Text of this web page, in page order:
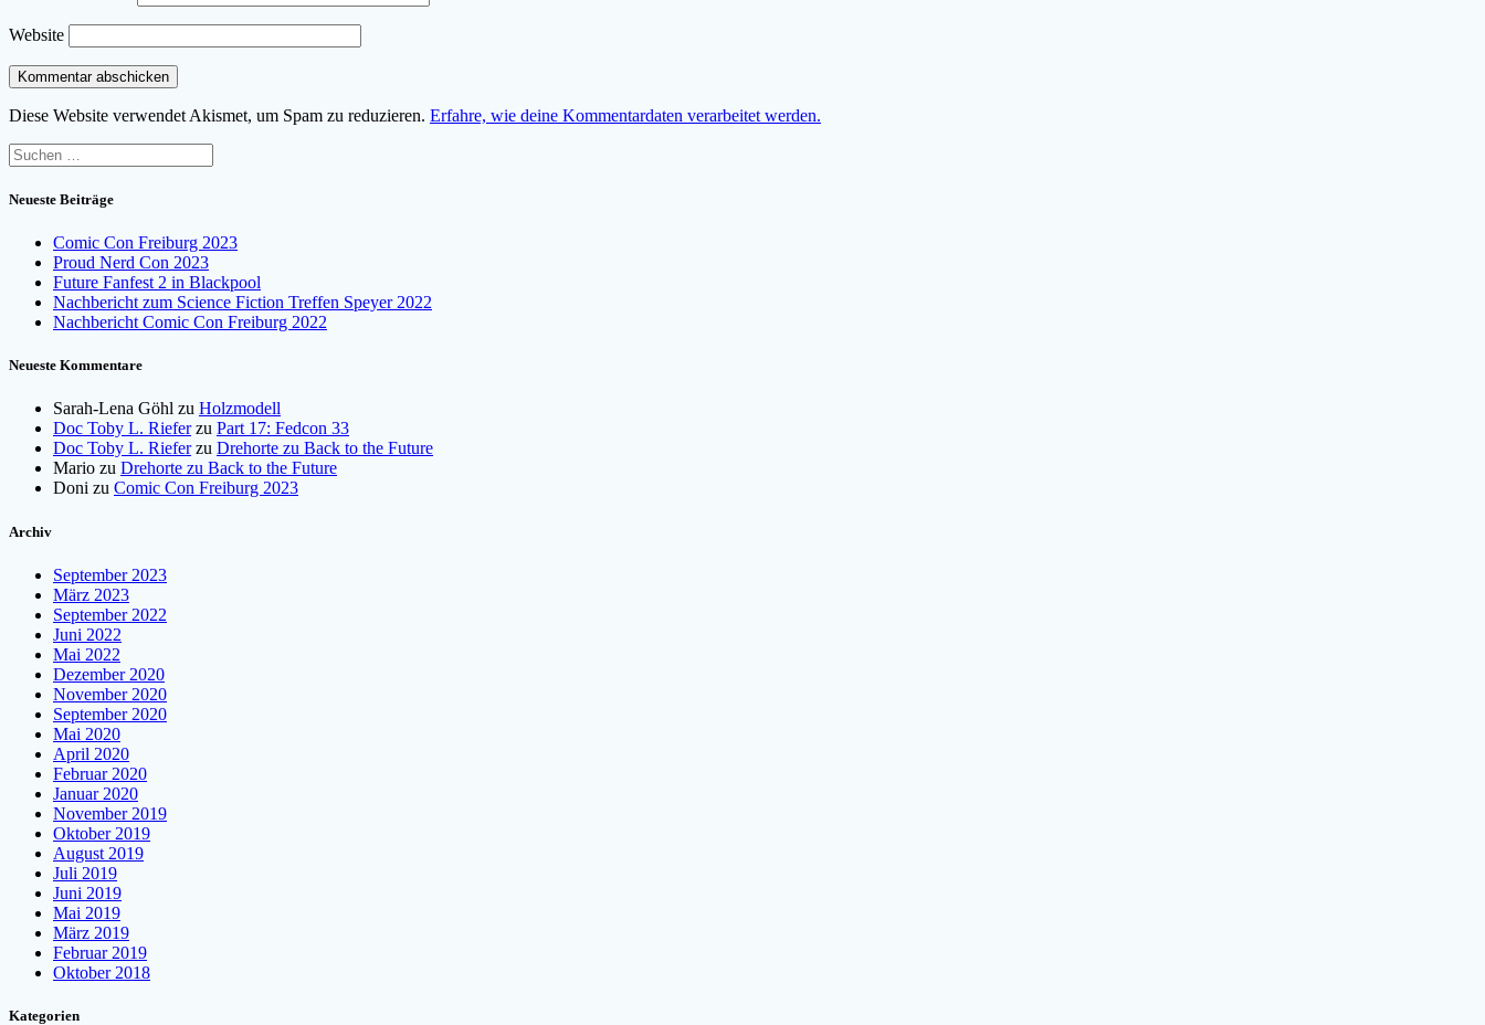
Website
Diese Website verwendet Akismet, um Spam zu reduzieren. Erfahre, wie deine Kommentardaten verarbeitet werden.
Suchen
nach:
Neueste Beiträge
Comic Con Freiburg 2023
Proud Nerd Con 2023
Future Fanfest 2 in Blackpool
Nachbericht zum Science Fiction Treffen Speyer 2022
Nachbericht Comic Con Freiburg 2022
Neueste Kommentare
Sarah-Lena Göhl zu Holzmodell
Doc Toby L. Rieferzu Part 17: Fedcon 33
Doc Toby L. Rieferzu Drehorte zu Back to the Future
Mario zu Drehorte zu Back to the Future
Doni zu Comic Con Freiburg 2023
Archiv
September 2023
März 2023
September 2022
Juni 2022
Mai 2022
Dezember 2020
November 2020
September 2020
Mai 2020
April 2020
Februar 2020
Januar 2020
November 2019
Oktober 2019
August 2019
Juli 2019
Juni 2019
Mai 2019
März 2019
Februar 2019
Oktober 2018
Kategorien